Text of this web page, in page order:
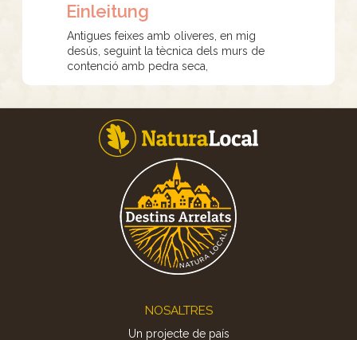
Einleitung
Antigues feixes amb oliveres, en mig
desús, seguint la tècnica dels murs de
contenció amb pedra seca,
NOSALTRES
Un projecte de país